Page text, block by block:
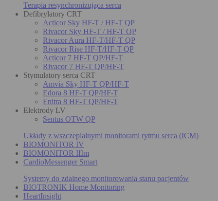
Terapia resynchronizująca serca
Defibrylatory CRT
Acticor Sky HF-T / HF-T QP
Rivacor Sky HF-T / HF-T QP
Rivacor Aura HF-T/HF-T QP
Rivacor Rise HF-T/HF-T QP
Acticor 7 HF-T QP/HF-T
Rivacor 7 HF-T QP/HF-T
Stymulatory serca CRT
Amvia Sky HF-T QP/HF-T
Edora 8 HF-T QP/HF-T
Enitra 8 HF-T QP/HF-T
Elektrody LV
Sentus OTW QP
Układy z wszczepialnymi monitorami rytmu serca (ICM)
BIOMONITOR IV
BIOMONITOR IIIm
CardioMessenger Smart
Systemy do zdalnego monitorowania stanu pacjentów
BIOTRONIK Home Monitoring
HeartInsight